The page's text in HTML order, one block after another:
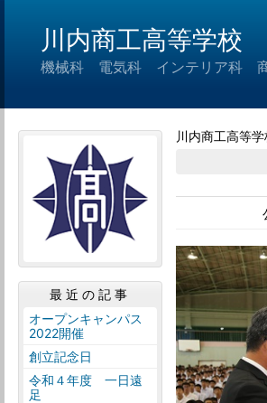
川内商工高等学
機械科 電気科 インテリア科
川内商工高等
最近の記事
オープンキャンパス
2022開催
創立記念日
令和４年度 一日遠
足